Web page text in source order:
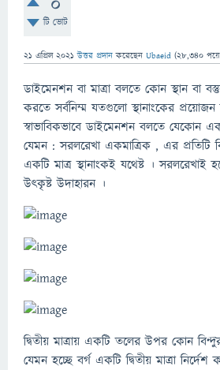
টি ভোট
21 এপ্রিল 2021 উত্তর প্রদান করেছেন Ubaeid (28,340
ডাইমেনশন বা মাত্রা বলতে কোন স্থান বা বস্তুর
করতে সর্বনিম্ম যতগুলো স্থানাংকের
স্বাভাবিকভাবে ডাইমেনশন বলতে যেকোন
যেমন : সরলরেখা একমাত্রিক , এর প্রতিটি
একটি মাত্র স্থানাংকই যথেষ্ট । সরলরেখাই
উৎকৃষ্ট উদাহারন ।
দ্বিতীয় মাত্রায় একটি তলের উপর কোন
যেমন হচ্ছে বর্গ একটি দ্বিতীয় মাত্রা